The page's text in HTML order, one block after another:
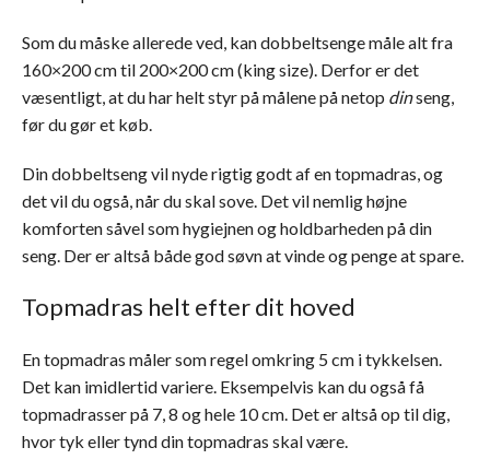
Som du måske allerede ved, kan dobbeltsenge måle alt fra
160×200 cm til 200×200 cm (king size). Derfor er det
væsentligt, at du har helt styr på målene på netop dinseng,
før du gør et køb.
Din dobbeltseng vil nyde rigtig godt af en topmadras, og
det vil du også, når du skal sove. Det vil nemlig højne
komforten såvel som hygiejnen og holdbarheden på din
seng. Der er altså både god søvn at vinde og penge at spare.
Topmadras helt efter dit hoved
En topmadras måler som regel omkring 5 cm i tykkelsen.
Det kan imidlertid variere. Eksempelvis kan du også få
topmadrasser på 7, 8 og hele 10 cm. Det er altså op til dig,
hvor tyk eller tynd din topmadras skal være.